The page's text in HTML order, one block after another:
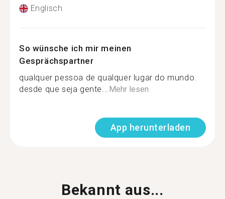
Englisch
So wünsche ich mir meinen
Gesprächspartner
qualquer pessoa de qualquer lugar do mundo.
desde que seja gente...Mehr lesen
App herunterladen
Bekannt aus...